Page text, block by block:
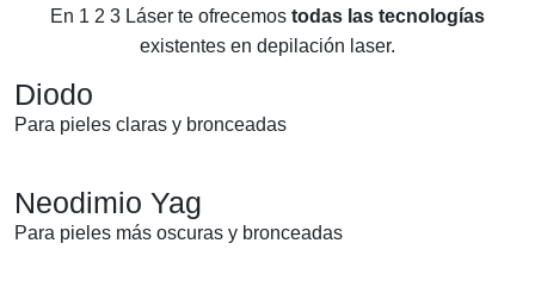
En 1 2 3 Láser te ofrecemos todas las tecnologías
existentes en depilación laser.
Diodo
Para pieles claras y bronceadas
Neodimio Yag
Para pieles más oscuras y bronceadas